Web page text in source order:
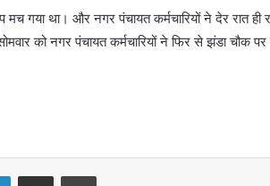
गया था। और नगर पंचायत कर्मचारियों ने देर रात ही
को नगर पंचायत कर्मचारियों ने फिर से झंडा चौक पर